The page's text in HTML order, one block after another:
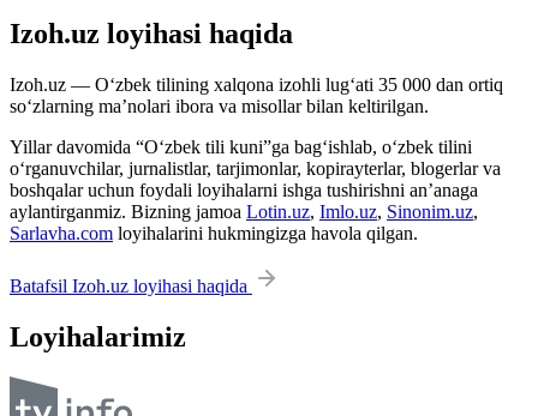
Izoh.uz loyihasi haqida
Izoh.uz — O‘zbek tilining xalqona izohli lug‘ati 35 000 dan ortiq
so‘zlarning ma’nolari ibora va misollar bilan keltirilgan.
Yillar davomida “O‘zbek tili kuni”ga bag‘ishlab, o‘zbek tilini
o‘rganuvchilar, jurnalistlar, tarjimonlar, kopirayterlar, blogerlar va
boshqalar uchun foydali loyihalarni ishga tushirishni an’anaga
aylantirganmiz. Bizning jamoa Lotin.uz, Imlo.uz, Sinonim.uz,
Sarlavha.com loyihalarini hukmingizga havola qilgan.
Batafsil Izoh.uz loyihasi haqida
Loyihalarimiz